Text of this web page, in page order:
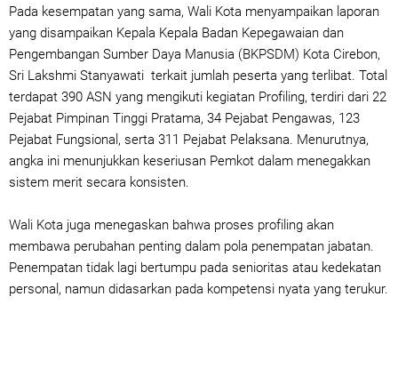
Pada kesempatan yang sama, Wali Kota menyampaikan laporan
yang disampaikan Kepala Kepala Badan Kepegawaian dan
Pengembangan Sumber Daya Manusia (BKPSDM) Kota Cirebon,
Sri Lakshmi Stanyawati terkait jumlah peserta yang terlibat. Total
terdapat 390 ASN yang mengikuti kegiatan Profiling, terdiri dari 22
Pejabat Pimpinan Tinggi Pratama, 34 Pejabat Pengawas, 123
Pejabat Fungsional, serta 311 Pejabat Pelaksana. Menurutnya,
angka ini menunjukkan keseriusan Pemkot dalam menegakkan
sistem merit secara konsisten.
Wali Kota juga menegaskan bahwa proses profiling akan
membawa perubahan penting dalam pola penempatan jabatan.
Penempatan tidak lagi bertumpu pada senioritas atau kedekatan
personal, namun didasarkan pada kompetensi nyata yang terukur.